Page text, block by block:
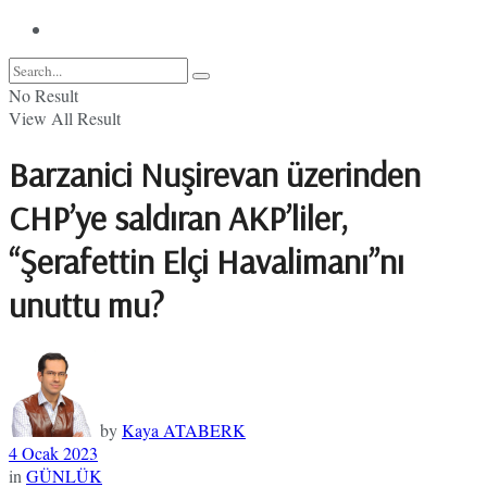
No Result
View All Result
Barzanici Nuşirevan üzerinden
CHP’ye saldıran AKP’liler,
“Şerafettin Elçi Havalimanı”nı
unuttu mu?
byKaya ATABERK
4 Ocak 2023
in GÜNLÜK